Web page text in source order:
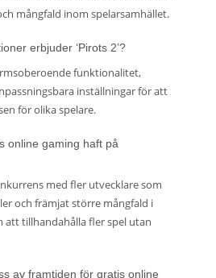
mångfald inom spelarsamhället.
erbjuder ‘Pirots 2’?
funktionalitet,
inställningar för att
för olika spelare.
online gaming haft på
med fler utvecklare som
och främjat större mångfald i
att tillhandahålla fler spel utan
av framtiden för gratis online